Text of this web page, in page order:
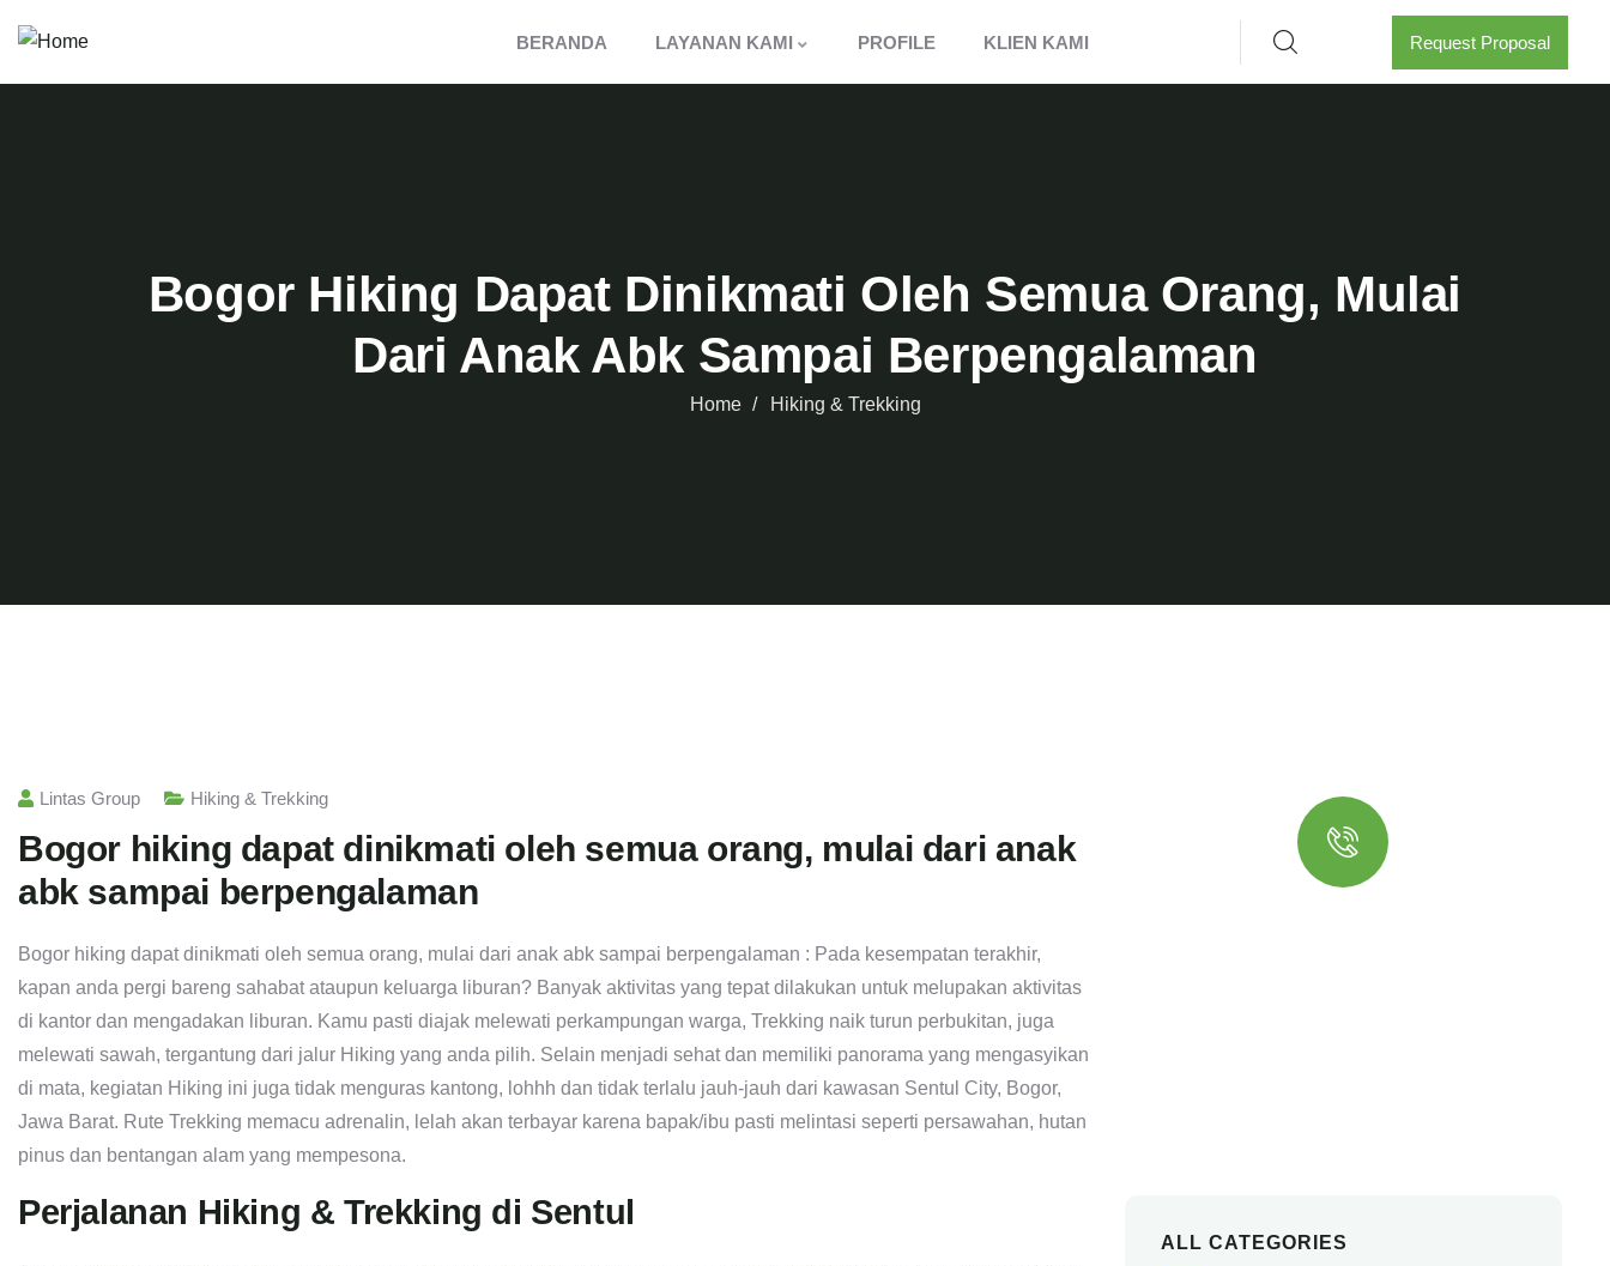
BERANDA LAYANAN KAMI PROFILE KLIEN KAMI Request Proposal
Bogor Hiking Dapat Dinikmati Oleh Semua Orang, Mulai
Dari Anak Abk Sampai Berpengalaman
Home Hiking & Trekking
Lintas Group Hiking & Trekking
Bogor hiking dapat dinikmati oleh semua orang, mulai dari anak
abk sampai berpengalaman
Bogor hiking dapat dinikmati oleh semua orang, mulai dari anak abk sampai berpengalaman : Pada kesempatan terakhir,
kapan anda pergi bareng sahabat ataupun keluarga liburan? Banyak aktivitas yang tepat dilakukan untuk melupakan aktivitas
di kantor dan mengadakan liburan. Kamu pasti diajak melewati perkampungan warga, Trekking naik turun perbukitan, juga
melewati sawah, tergantung dari jalur Hiking yang anda pilih. Selain menjadi sehat dan memiliki panorama yang mengasyikan
di mata, kegiatan Hiking ini juga tidak menguras kantong, lohhh dan tidak terlalu jauh-jauh dari kawasan Sentul City, Bogor,
Jawa Barat. Rute Trekking memacu adrenalin, lelah akan terbayar karena bapak/ibu pasti melintasi seperti persawahan, hutan
pinus dan bentangan alam yang mempesona.
Perjalanan Hiking & Trekking di Sentul
ALL CATEGORIES